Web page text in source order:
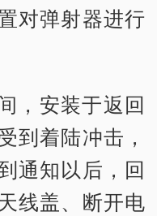
对弹射器进行
，安装于返回
到着陆冲击，
通知以后，回
线盖、断开电